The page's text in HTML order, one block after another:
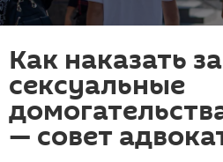
Как наказать за
сексуальные
— совет